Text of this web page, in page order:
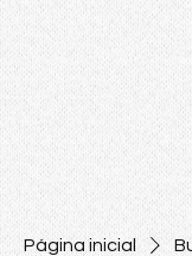
Página inicial